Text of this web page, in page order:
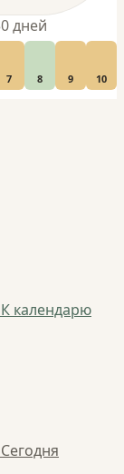
дней
7 8 9 10
К календарю
Сегодня